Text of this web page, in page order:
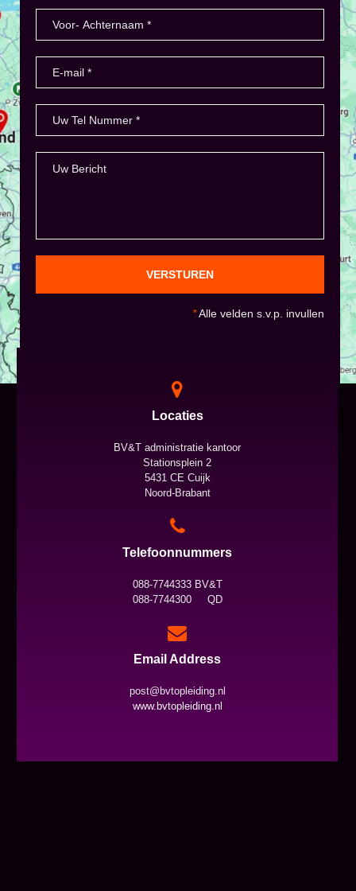
VERSTUREN
*Alle velden s.v.p. invullen
Locaties
BV&T administratie kantoor
Stationsplein 2
5431 CE Cuijk
Noord-Brabant
Telefoonnummers
088-7744333 BV&T
088-7744300 QD
Email Address
post@bvtopleiding.nl
www.bvtopleiding.nl